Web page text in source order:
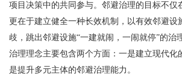
项目决策中的共同参与。邻避治理的目标不仅
更在于建立健全一种长效机制，以有效邻避设
歧，跳出邻避设施“一建就闹，一闹就停”的治
治理理念主要包含两个方面：一是建立现代化
是提升多元主体的邻避治理能力。